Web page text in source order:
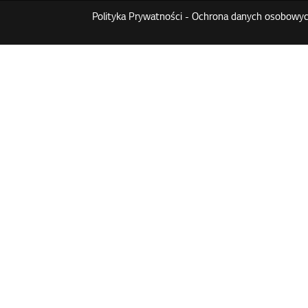
Polityka Prywatności - Ochrona danych